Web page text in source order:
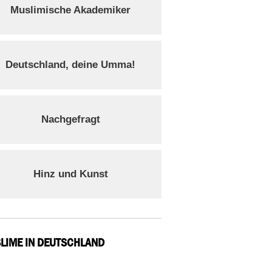
Muslimische Akademiker
Deutschland, deine Umma!
Nachgefragt
Hinz und Kunst
IN DEUTSCHLAND